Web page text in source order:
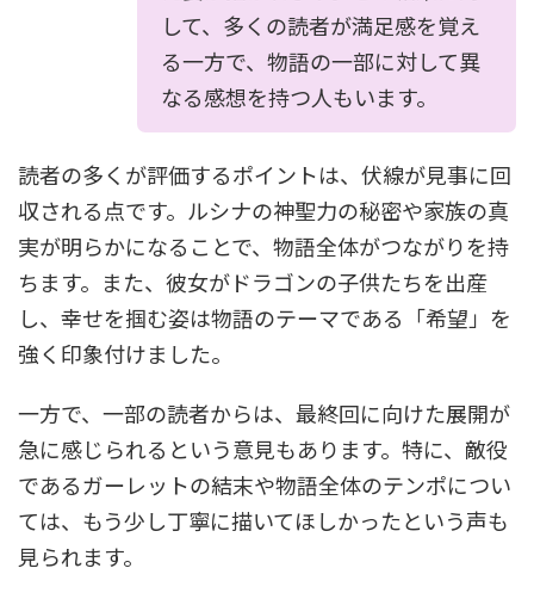
して、多くの読者が満足感を覚え
る一方で、物語の一部に対して異
なる感想を持つ人もいます。
読者の多くが評価するポイントは、伏線が見事に回
収される点です。ルシナの神聖力の秘密や家族の真
実が明らかになることで、物語全体がつながりを持
ちます。また、彼女がドラゴンの子供たちを出産
し、幸せを掴む姿は物語のテーマである「希望」を
強く印象付けました。
一方で、一部の読者からは、最終回に向けた展開が
急に感じられるという意見もあります。特に、敵役
であるガーレットの結末や物語全体のテンポについ
ては、もう少し丁寧に描いてほしかったという声も
見られます。